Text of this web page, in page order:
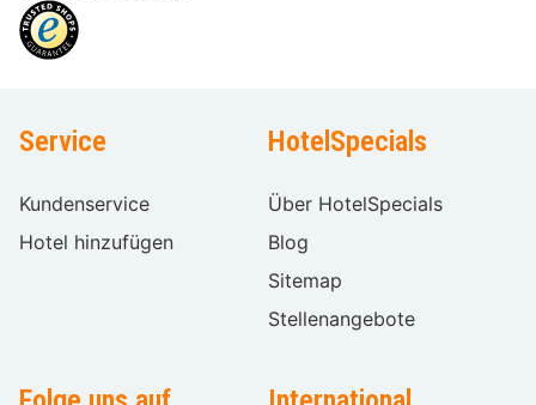
Service
Kundenservice
Hotel hinzufügen
HotelSpecials
Über HotelSpecials
Blog
Sitemap
Stellenangebote